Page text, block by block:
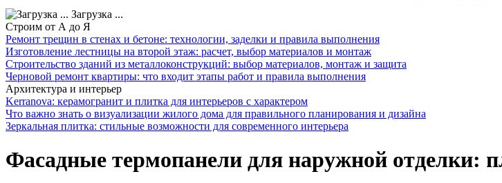
Загрузка ...
Строим от А до Я
Ремонт трещин в стенах и бетоне: технологии, заделки и правила выполнения
Изготовление лестницы на второй этаж: расчет, выбор материалов и монтаж
Строительство зданий из металлоконструкций: выбор материалов, монтаж и защита
Черновой ремонт квартиры: что входит этапы работ и правила выполнения
Архитектура и интерьер
Kerranova: керамогранит и плитка для интерьеров с характером
Что важно знать о визуализации жилого дома для правильного планирования и дизайна
Зеркальная плитка: стильные возможности для современного интерьера
Фасадные термопанели для наружной отделки: